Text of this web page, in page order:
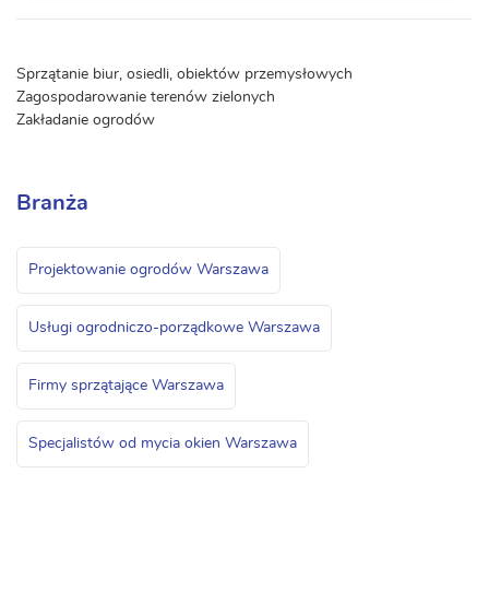
Sprzątanie biur, osiedli, obiektów przemysłowych
Zagospodarowanie terenów zielonych
Zakładanie ogrodów
Branża
Projektowanie ogrodów Warszawa
Usługi ogrodniczo-porządkowe Warszawa
Firmy sprzątające Warszawa
Specjalistów od mycia okien Warszawa